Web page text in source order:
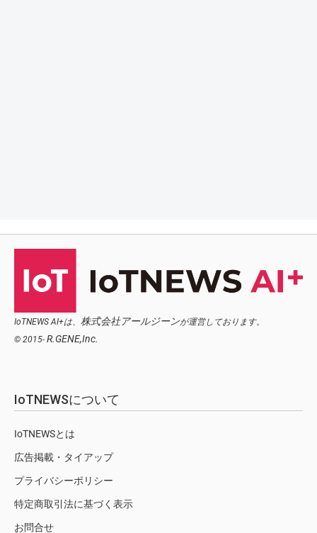
IoTNEWS AI+は、 株式会社アールジーンが運営しております。
© 2015- R.GENE,Inc.
IoTNEWSについて
IoTNEWSとは
広告掲載・タイアップ
プライバシーポリシー
特定商取引法に基づく表示
お問合せ